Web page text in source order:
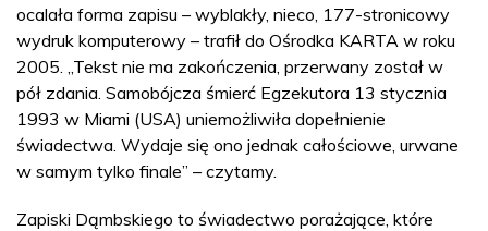
ocalała forma zapisu – wyblakły, nieco, 177-stronicowy
wydruk komputerowy – trafił do Ośrodka KARTA w roku
2005. „Tekst nie ma zakończenia, przerwany został w
pół zdania. Samobójcza śmierć Egzekutora 13 stycznia
1993 w Miami (USA) uniemożliwiła dopełnienie
świadectwa. Wydaje się ono jednak całościowe, urwane
w samym tylko finale” – czytamy.
Zapiski Dąmbskiego to świadectwo porażające, które